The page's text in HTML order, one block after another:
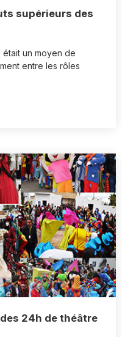
supérieurs des
était un moyen de
entre les rôles
24h de théâtre